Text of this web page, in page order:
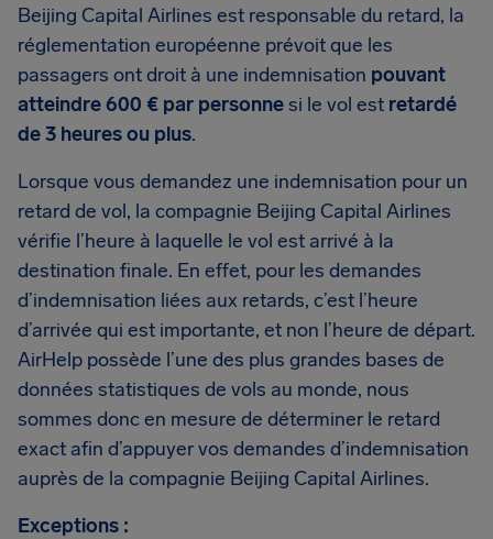
Beijing Capital Airlines est responsable du retard, la
réglementation européenne prévoit que les
passagers ont droit à une indemnisation pouvant
atteindre 600 € par personnesi le vol est retardé
de 3 heures ou plus.
Lorsque vous demandez une indemnisation pour un
retard de vol, la compagnie Beijing Capital Airlines
vérifie l’heure à laquelle le vol est arrivé à la
destination finale. En effet, pour les demandes
d’indemnisation liées aux retards, c’est l’heure
d’arrivée qui est importante, et non l’heure de départ.
AirHelp possède l’une des plus grandes bases de
données statistiques de vols au monde, nous
sommes donc en mesure de déterminer le retard
exact afin d’appuyer vos demandes d’indemnisation
auprès de la compagnie Beijing Capital Airlines.
Exceptions :